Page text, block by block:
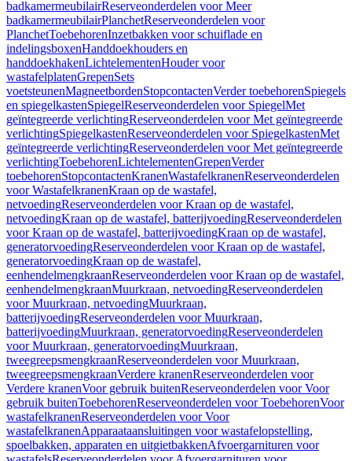
badkamermeubilairReserveonderdelen voor Meer
badkamermeubilairPlanchetReserveonderdelen voor
PlanchetToebehorenInzetbakken voor schuiflade en
indelingsboxenHanddoekhouders en
handdoekhakenLichtelementenHouder voor
wastafelplatenGrepenSets
voetsteunenMagneetbordenStopcontactenVerder toebehorenSpiegels
en spiegelkastenSpiegelReserveonderdelen voor SpiegelMet
geïntegreerde verlichtingReserveonderdelen voor Met geïntegreerde
verlichtingSpiegelkastenReserveonderdelen voor SpiegelkastenMet
geïntegreerde verlichtingReserveonderdelen voor Met geïntegreerde
verlichtingToebehorenLichtelementenGrepenVerder
toebehorenStopcontactenKranenWastafelkranenReserveonderdelen
voor WastafelkranenKraan op de wastafel,
netvoedingReserveonderdelen voor Kraan op de wastafel,
netvoedingKraan op de wastafel, batterijvoedingReserveonderdelen
voor Kraan op de wastafel, batterijvoedingKraan op de wastafel,
generatorvoedingReserveonderdelen voor Kraan op de wastafel,
generatorvoedingKraan op de wastafel,
eenhendelmengkraanReserveonderdelen voor Kraan op de wastafel,
eenhendelmengkraanMuurkraan, netvoedingReserveonderdelen
voor Muurkraan, netvoedingMuurkraan,
batterijvoedingReserveonderdelen voor Muurkraan,
batterijvoedingMuurkraan, generatorvoedingReserveonderdelen
voor Muurkraan, generatorvoedingMuurkraan,
tweegreepsmengkraanReserveonderdelen voor Muurkraan,
tweegreepsmengkraanVerdere kranenReserveonderdelen voor
Verdere kranenVoor gebruik buitenReserveonderdelen voor Voor
gebruik buitenToebehorenReserveonderdelen voor ToebehorenVoor
wastafelkranenReserveonderdelen voor Voor
wastafelkranenApparaataansluitingen voor wastafelopstelling,
spoelbakken, apparaten en uitgietbakkenAfvoergarnituren voor